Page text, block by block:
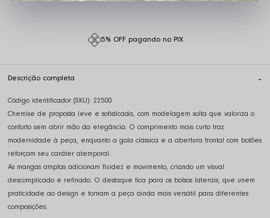
5% OFF pagando no PIX
Descrição completa
Código identificador (SKU): 22500
Chemise de proposta leve e sofisticada, com modelagem solta que valoriza o
conforto sem abrir mão da elegância. O comprimento mais curto traz
modernidade à peça, enquanto a gola clássica e a abertura frontal com botões
reforçam seu caráter atemporal.
As mangas amplas adicionam fluidez e movimento, criando um visual
descomplicado e refinado. O destaque fica para os bolsos laterais, que unem
praticidade ao design e tornam a peça ainda mais versátil para diferentes
composições.